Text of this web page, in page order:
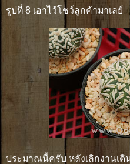
รูปที่ 8 เอาไว้โชว์ลูกค้ามาเลย์
ประมาณนี้ครับ หลังเลิกงานเ